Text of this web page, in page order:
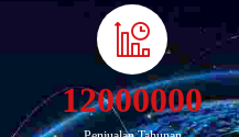
12000000